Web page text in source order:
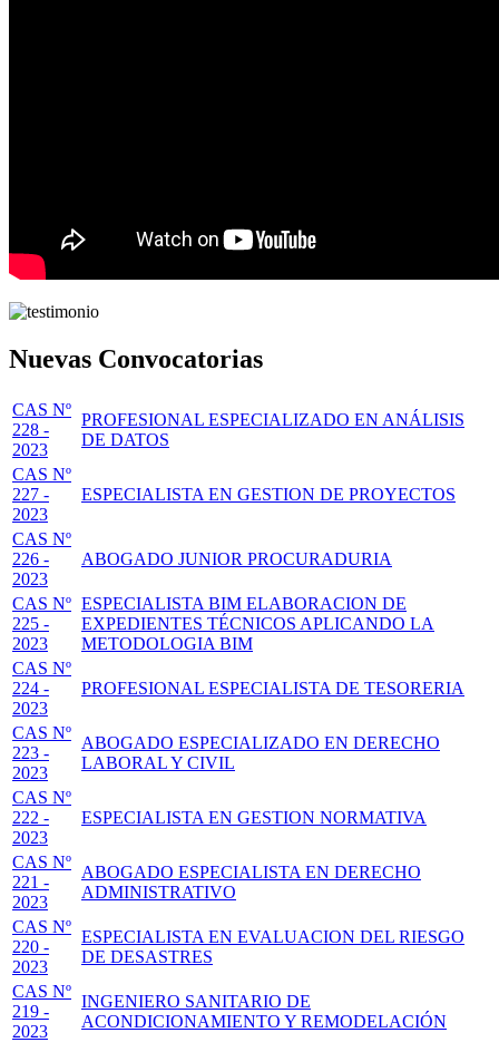
Nuevas Convocatorias
CAS Nº
228 -
2023
PROFESIONAL ESPECIALIZADO EN ANÁLISIS
DE DATOS
CAS Nº
227 -
2023
ESPECIALISTA EN GESTION DE PROYECTOS
CAS Nº
226 -
2023
ABOGADO JUNIOR PROCURADURIA
CAS Nº
225 -
2023
ESPECIALISTA BIM ELABORACION DE
EXPEDIENTES TÉCNICOS APLICANDO LA
METODOLOGIA BIM
CAS Nº
224 -
2023
PROFESIONAL ESPECIALISTA DE TESORERIA
CAS Nº
223 -
2023
ABOGADO ESPECIALIZADO EN DERECHO
LABORAL Y CIVIL
CAS Nº
222 -
2023
ESPECIALISTA EN GESTION NORMATIVA
CAS Nº
221 -
2023
ABOGADO ESPECIALISTA EN DERECHO
ADMINISTRATIVO
CAS Nº
220 -
2023
ESPECIALISTA EN EVALUACION DEL RIESGO
DE DESASTRES
CAS Nº
219 -
2023
INGENIERO SANITARIO DE
ACONDICIONAMIENTO Y REMODELACIÓN